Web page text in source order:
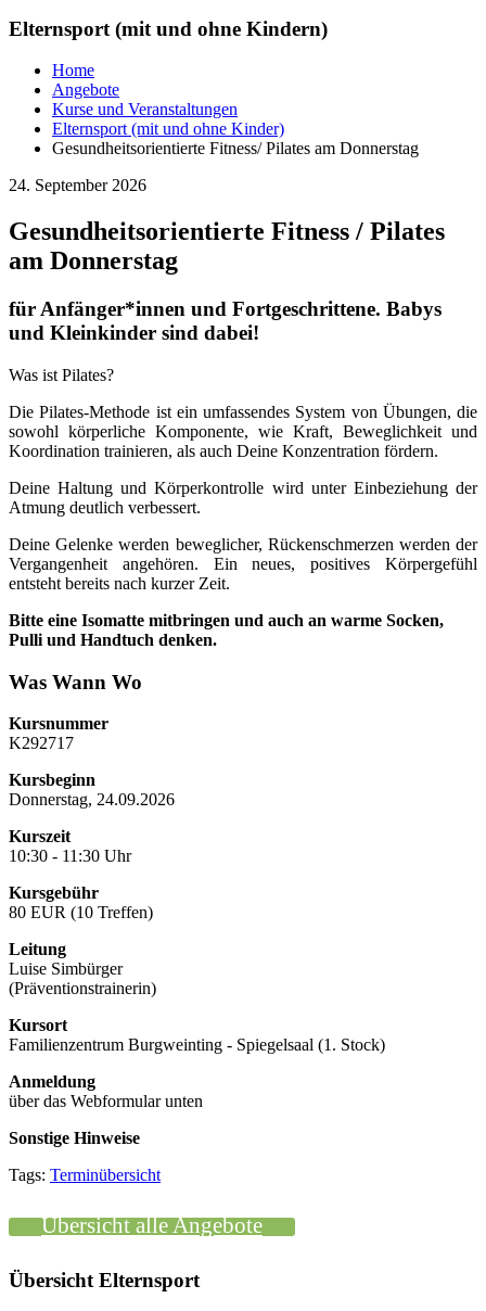
Elternsport (mit und ohne Kindern)
Home
Angebote
Kurse und Veranstaltungen
Elternsport (mit und ohne Kinder)
Gesundheitsorientierte Fitness/ Pilates am Donnerstag
24. September 2026
Gesundheitsorientierte Fitness / Pilates
am Donnerstag
für Anfänger*innen und Fortgeschrittene. Babys
und Kleinkinder sind dabei!
Was ist Pilates?
Die Pilates-Methode ist ein umfassendes System von Übungen, die
sowohl körperliche Komponente, wie Kraft, Beweglichkeit und
Koordination trainieren, als auch Deine Konzentration fördern.
Deine Haltung und Körperkontrolle wird unter Einbeziehung der
Atmung deutlich verbessert.
Deine Gelenke werden beweglicher, Rückenschmerzen werden der
Vergangenheit angehören. Ein neues, positives Körpergefühl
entsteht bereits nach kurzer Zeit.
Bitte eine Isomatte mitbringen und auch an warme Socken,
Pulli und Handtuch denken.
Was Wann Wo
Kursnummer
K292717
Kursbeginn
Donnerstag, 24.09.2026
Kurszeit
10:30 - 11:30 Uhr
Kursgebühr
80 EUR (10 Treffen)
Leitung
Luise Simbürger
(Präventionstrainerin)
Kursort
Familienzentrum Burgweinting - Spiegelsaal (1. Stock)
Anmeldung
über das Webformular unten
Sonstige Hinweise
Tags: Terminübersicht
Übersicht alle Angebote
Übersicht Elternsport